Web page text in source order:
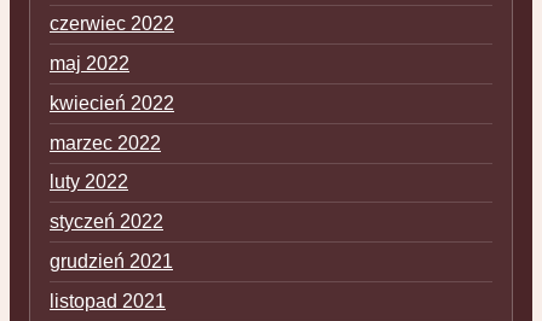
czerwiec 2022
maj 2022
kwiecień 2022
marzec 2022
luty 2022
styczeń 2022
grudzień 2021
listopad 2021